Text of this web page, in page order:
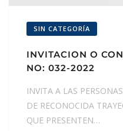
SIN CATEGORÍA
INVITACION O
NO: 032-2022
INVITA A LAS
DE RECONOCIDA
QUE PRESENTEN…